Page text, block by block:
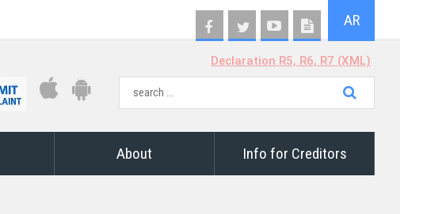
AR
Declaration R5, R6, R7 (XML)
About Info for Creditors